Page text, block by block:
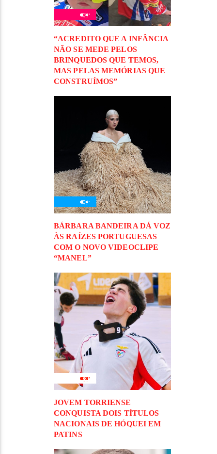
“ACREDITO QUE A INFÂNCIA
NÃO SE MEDE PELOS
BRINQUEDOS QUE TEMOS,
MAS PELAS MEMÓRIAS QUE
CONSTRUÍMOS”
BÁRBARA BANDEIRA DÁ VOZ
ÀS RAÍZES PORTUGUESAS
COM O NOVO VIDEOCLIPE
“MANEL”
JOVEM TORRIENSE
CONQUISTA DOIS TÍTULOS
NACIONAIS DE HÓQUEI EM
PATINS